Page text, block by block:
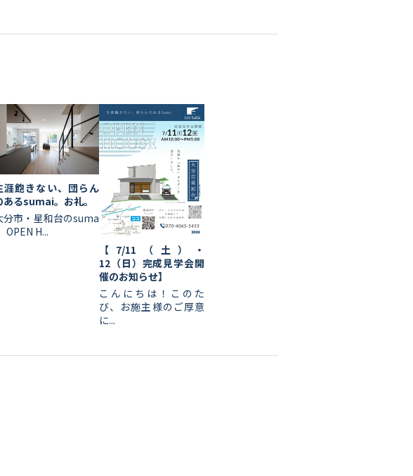
涯飽きない、団らん
あるsumai。お礼。
分市・星和台のsuma
OPEN H...
【7/11（土）・
12（日）完成見学会開
催のお知らせ】
こんにちは！このた
び、お施主様のご厚意
に...